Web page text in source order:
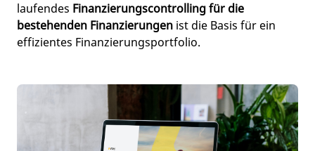
laufendes Finanzierungscontrolling für die
bestehenden Finanzierungen ist die Basis für ein
effizientes Finanzierungsportfolio.